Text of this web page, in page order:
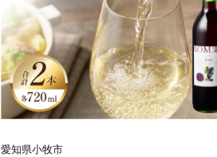
愛知県小牧市